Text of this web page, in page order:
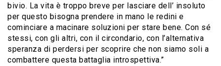
bivio. La vita è troppo breve per lasciare dell’ insoluto
per questo bisogna prendere in mano le redini e
cominciare a macinare soluzioni per stare bene. Con sé
stessi, con gli altri, con il circondario, con l’alternativa
speranza di perdersi per scoprire che non siamo soli a
combattere questa battaglia introspettiva.”